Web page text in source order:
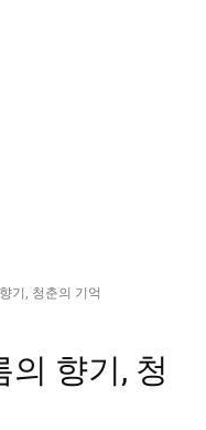
기, 청춘의 기억
향기, 청